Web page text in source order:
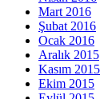
Mart 2016
Şubat 2016
Ocak 2016
Aralık 2015
Kasım 2015
Ekim 2015